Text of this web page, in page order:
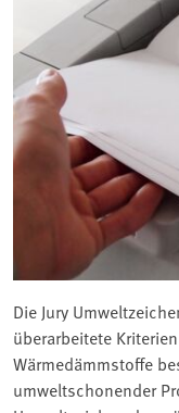
Die Jury
überarbeitete
Wärmedämmstoffe
umweltschonender